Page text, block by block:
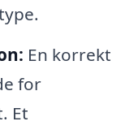
En korrekt
for
Et